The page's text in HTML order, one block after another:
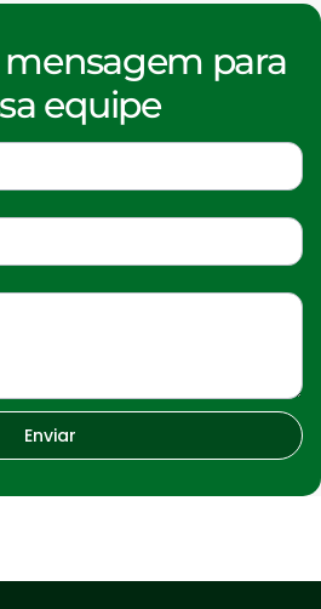
para
equipe
Enviar